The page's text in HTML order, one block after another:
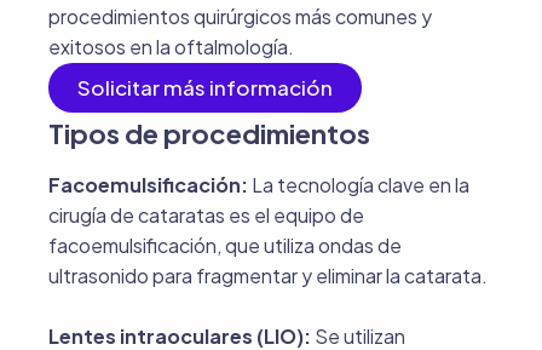
procedimientos quirúrgicos más comunes y
exitosos en la oftalmología.
Solicitar más información
Tipos de procedimientos
Facoemulsificación: La tecnología clave en la
cirugía de cataratas es el equipo de
facoemulsificación, que utiliza ondas de
ultrasonido para fragmentar y eliminar la catarata.
Lentes intraoculares (LIO): Se utilizan